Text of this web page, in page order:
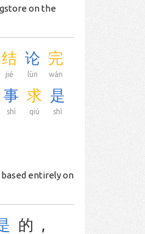
on the
结
jié
论
lùn
完
wán
事
shì
求
qiú
是
shì
entirely on
的 ,